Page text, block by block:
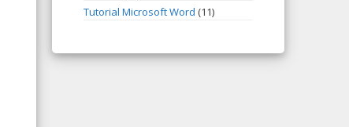
Tutorial Microsoft Word (11)